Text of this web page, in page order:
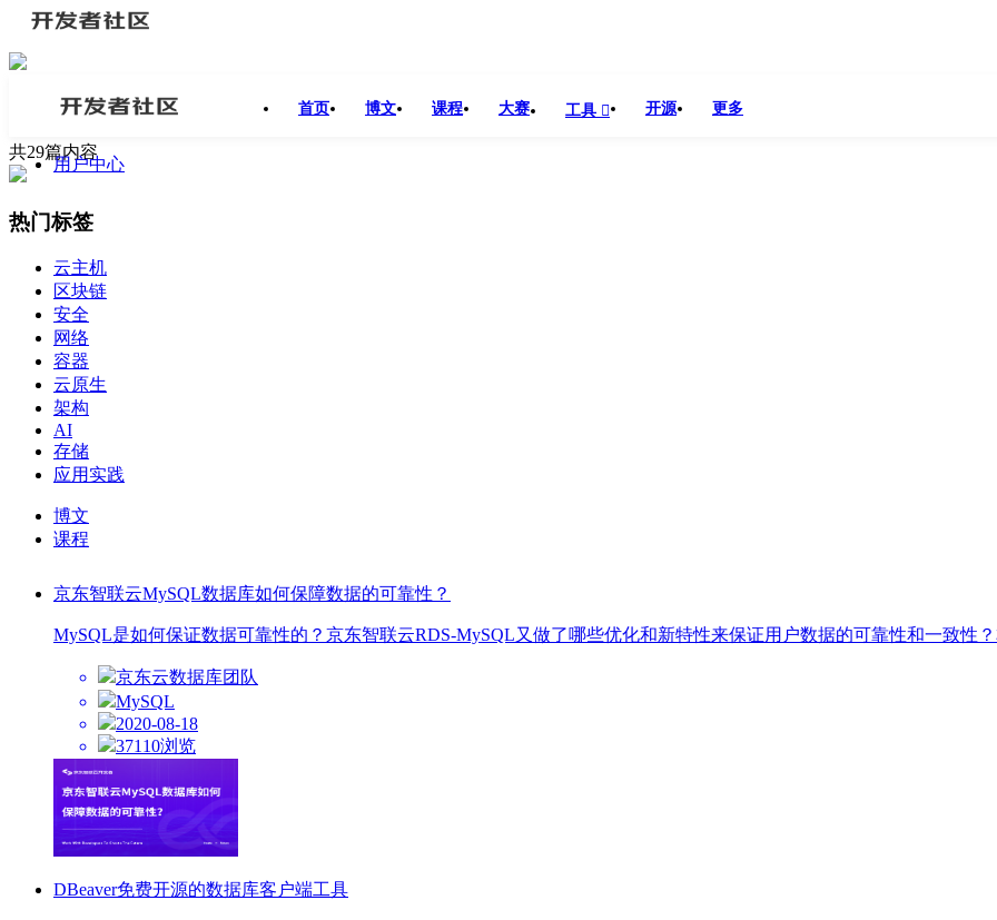
首页 博文 课程 大赛 工具  开源 更多
用户中心
MySQL
共29篇内容
热门标签
云主机
区块链
安全
网络
容器
云原生
架构
AI
存储
应用实践
博文
课程
京东智联云MySQL数据库如何保障数据的可靠性？
MySQL是如何保证数据可靠性的？京东智联云RDS-MySQL又做了哪些优化和新特性来保证用户数据的可靠性和一致性
京东云数据库团队
MySQL
2020-08-18
37110浏览
DBeaver免费开源的数据库客户端工具